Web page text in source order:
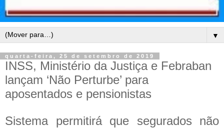
▼
quarta-feira, 25 de setembro de 2019
INSS, Ministério da Justiça e Febraban
lançam ‘Não Perturbe’ para
aposentados e pensionistas
Sistema permitirá que segurados não